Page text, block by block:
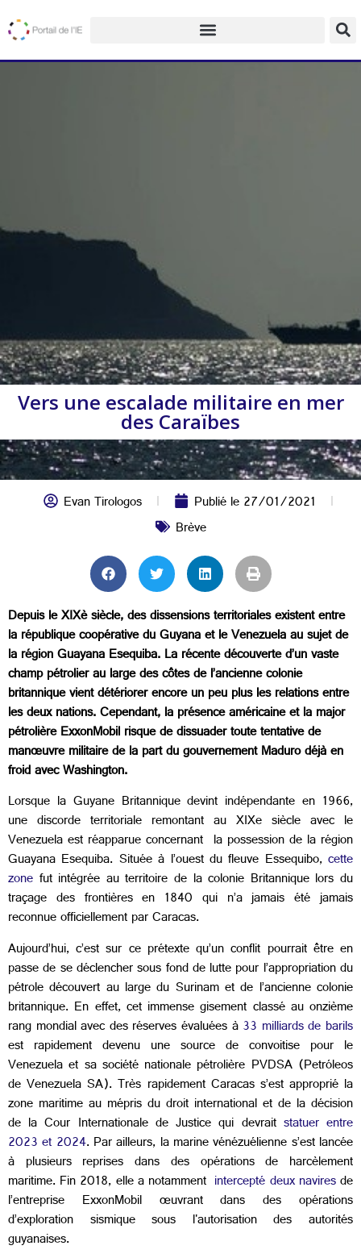
Vers une escalade militaire en mer
des Caraïbes
Evan Tirologos Publié le27/01/2021
Brève
Depuis le XIXè siècle, des dissensions territoriales existent entre
la république coopérative du Guyana et le Venezuela au sujet de
la région Guayana Esequiba. La récente découverte d’un vaste
champ pétrolier au large des côtes de l’ancienne colonie
britannique vient détériorer encore un peu plus les relations entre
les deux nations. Cependant, la présence américaine et la major
pétrolière ExxonMobil risque de dissuader toute tentative de
manœuvre militaire de la part du gouvernement Maduro déjà en
froid avec Washington.
Lorsque la Guyane Britannique devint indépendante en 1966,
une discorde territoriale remontant au XIXe siècle avec le
Venezuela est réapparue concernant la possession de la région
Guayana Esequiba. Située à l’ouest du fleuve Essequibo, cette
zone fut intégrée au territoire de la colonie Britannique lors du
traçage des frontières en 1840 qui n’a jamais été jamais
reconnue officiellement par Caracas.
Aujourd’hui, c’est sur ce prétexte qu’un conflit pourrait être en
passe de se déclencher sous fond de lutte pour l’appropriation du
pétrole découvert au large du Surinam et de l’ancienne colonie
britannique. En effet, cet immense gisement classé au onzième
rang mondial avec des réserves évaluées à33 milliards de barils
est rapidement devenu une source de convoitise pour le
Venezuela et sa société nationale pétrolière PVDSA (Petróleos
de Venezuela SA). Très rapidement Caracas s’est approprié la
zone maritime au mépris du droit international et de la décision
de la Cour Internationale de Justice qui devrait statuer entre
2023 et 2024. Par ailleurs, la marine vénézuélienne s’est lancée
à plusieurs reprises dans des opérations de harcèlement
maritime. Fin 2018, elle a notamment intercepté deux naviresde
l’entreprise ExxonMobil œuvrant dans des opérations
d’exploration sismique sous l'autorisation des autorités
guyanaises.